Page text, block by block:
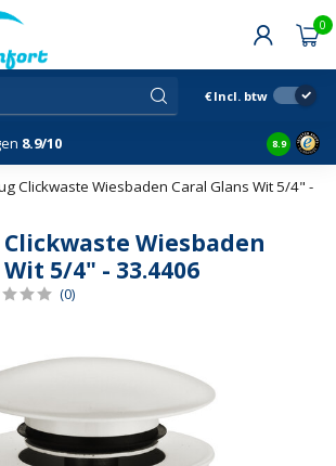
0
€ Incl. btw
8.9/10 8.9
Clickwaste Wiesbaden Caral Glans Wit 5/4" -
Wiesbaden
5/4" - 33.4406
(0)